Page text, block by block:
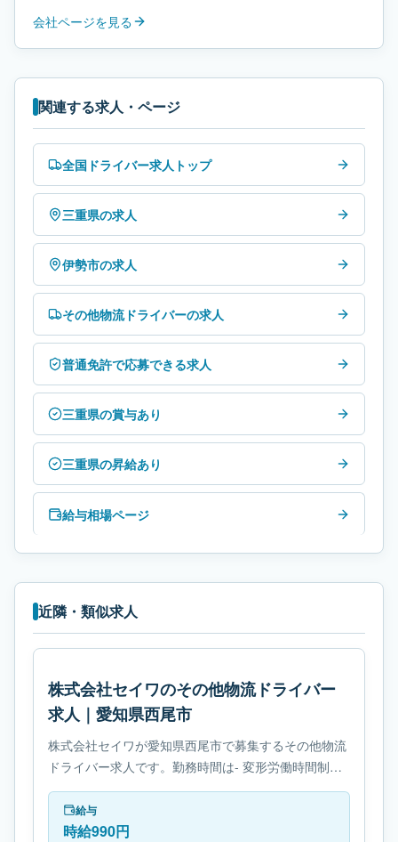
会社ページを見る
関連する求人・ページ
全国ドライバー求人トップ
三重県の求人
伊勢市の求人
その他物流ドライバーの求人
普通免許で応募できる求人
三重県の賞与あり
三重県の昇給あり
給与相場ページ
近隣・類似求人
株式会社セイワのその他物流ドライバー
求人｜愛知県西尾市
株式会社セイワが愛知県西尾市で募集するその他物流
ドライバー求人です。勤務時間は- 変形労働時間制で
す。必要免許は- 免許取得制度ありです。
給与
時給990円